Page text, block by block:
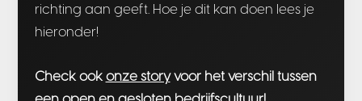
richting aan geeft. Hoe je dit kan doen lees je
hieronder!
Check ook onze storyvoor het verschil tussen